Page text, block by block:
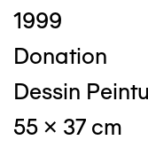
1999
Donation
Dessin
55 x 37 cm